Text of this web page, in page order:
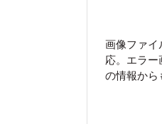
画像ファイ
応。エラ
の情報から